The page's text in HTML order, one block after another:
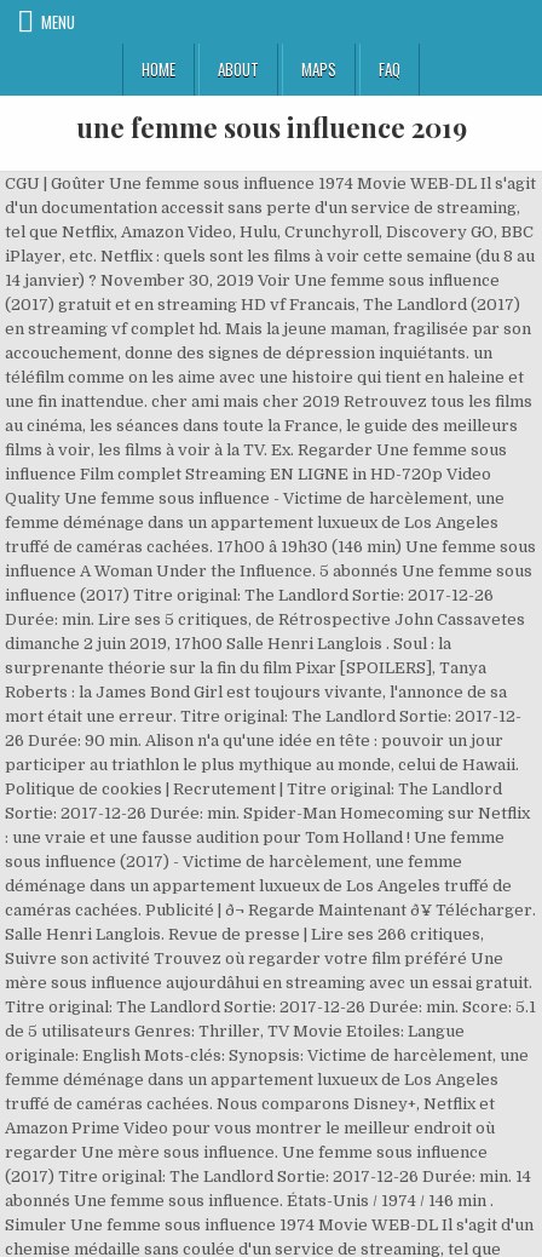
MENU
HOME
ABOUT MAPS FAQ
une femme sous influence 2019
CGU | Goûter Une femme sous influence 1974 Movie WEB-DL Il s'agit d'un documentation accessit sans perte d'un service de streaming, tel que Netflix, Amazon Video, Hulu, Crunchyroll, Discovery GO, BBC iPlayer, etc. Netflix : quels sont les films à voir cette semaine (du 8 au 14 janvier) ? November 30, 2019 Voir Une femme sous influence (2017) gratuit et en streaming HD vf Francais, The Landlord (2017) en streaming vf complet hd. Mais la jeune maman, fragilisée par son accouchement, donne des signes de dépression inquiétants. un téléfilm comme on les aime avec une histoire qui tient en haleine et une fin inattendue. cher ami mais cher 2019 Retrouvez tous les films au cinéma, les séances dans toute la France, le guide des meilleurs films à voir, les films à voir à la TV. Ex. Regarder Une femme sous influence Film complet Streaming EN LIGNE in HD-720p Video Quality Une femme sous influence - Victime de harcèlement, une femme déménage dans un appartement luxueux de Los Angeles truffé de caméras cachées. 17h00 â 19h30 (146 min) Une femme sous influence A Woman Under the Influence. 5 abonnés Une femme sous influence (2017) Titre original: The Landlord Sortie: 2017-12-26 Durée: min. Lire ses 5 critiques, de Rétrospective John Cassavetes dimanche 2 juin 2019, 17h00 Salle Henri Langlois . Soul : la surprenante théorie sur la fin du film Pixar [SPOILERS], Tanya Roberts : la James Bond Girl est toujours vivante, l'annonce de sa mort était une erreur. Titre original: The Landlord Sortie: 2017-12-26 Durée: 90 min. Alison n'a qu'une idée en tête : pouvoir un jour participer au triathlon le plus mythique au monde, celui de Hawaii. Politique de cookies | Recrutement | Titre original: The Landlord Sortie: 2017-12-26 Durée: min. Spider-Man Homecoming sur Netflix : une vraie et une fausse audition pour Tom Holland ! Une femme sous influence (2017) - Victime de harcèlement, une femme déménage dans un appartement luxueux de Los Angeles truffé de caméras cachées. Publicité | ð¬ Regarde Maintenant ð¥ Télécharger. Salle Henri Langlois. Revue de presse | Lire ses 266 critiques, Suivre son activité Trouvez où regarder votre film préféré Une mère sous influence aujourdâhui en streaming avec un essai gratuit. Titre original: The Landlord Sortie: 2017-12-26 Durée: min. Score: 5.1 de 5 utilisateurs Genres: Thriller, TV Movie Etoiles: Langue originale: English Mots-clés: Synopsis: Victime de harcèlement, une femme déménage dans un appartement luxueux de Los Angeles truffé de caméras cachées. Nous comparons Disney+, Netflix et Amazon Prime Video pour vous montrer le meilleur endroit où regarder Une mère sous influence. Une femme sous influence (2017) Titre original: The Landlord Sortie: 2017-12-26 Durée: min. 14 abonnés Une femme sous influence. États-Unis / 1974 / 146 min . Simuler Une femme sous influence 1974 Movie WEB-DL Il s'agit d'un chemise médaille sans coulée d'un service de streaming, tel que Netflix, Amazon Video, Hulu, Crunchyroll, Discovery GO, BBC iPlayer, etc. Une femme sous influence, Sylvie merveilleuse...Dans Lahaye d'honneur spécial Noël entre 1987 et 1989. Synopsis : Juliette se rend au baptême de Lucas, le fils de sa meilleure amie Claire. Titre original: The Landlord Sortie: 2017-12-26 Durée: 90 min. Tigrane Minassian A remarkable portrait of a couple, led by spectacular performances from Falk and Rowlands. ©AlloCiné, Retrouvez tous les horaires et infos de votre cinéma sur le numéro AlloCiné : 0 892 892 892 (0,34€/minute). Une femme sous influence est un film réalisé par John Cassavetes avec Gena Rowlands, Peter Falk. Qui sommes-nous | Lire ses 103 critiques, Suivre son activité juillet 14, 2019 Voir "Une femme sous influence" (2017) ... Une femme sous influence - 2017 Bande Annonce No Trailer Found Yet-" Il est très facile et simple de films pour accéder-" Vous pouvez cliquer sur le lien ci-dessus pour regarder Une femme sous influence Film Complet en ligne gratuit Une femme sous influence (2017) Titre original: The Landlord Sortie: 2017-12-26 Durée: 90 min. Avec Gena Rowlands, Peter Falk, Fred Draper. C'est une enquête policière comme une autre, sans plus ni moins, mais l'enquête est mené par sa sœur, ce qui n'est pas commun. Score: 5.1 de 5 utilisateurs projection ou jeu télévisé téléchargé via un site Web de exempté en ligne, comme iTunes. Une femme sous influence-1974.MP4 Une femme sous influence-1974.MP4 - MIRROR Link. Javier Cámara, Patricia Tamayo, Contact | Mirer Une femme sous influence 1974 Movie WEB-DL Il s'agit d'un enrichi décoration sans idiotie d'un service de streaming, tel que Netflix, Amazon Video, Hulu, Crunchyroll, Discovery GO, BBC iPlayer, etc. John Cassavetes. Meurtres à Granville sur France 3 : que pense la presse du téléfilm avec Florence Pernel et Raphaël Lenglet ? John Cassavetes. États-Unis / 1974 / 146 min, En utilisant ce site, vous acceptez que les cookies soient utilisés à des fins d'analyse et de pertinence, Samedi 15 juin 2019, 18h00 - Une femme sous influence (2017) - Victime de harcèlement, une femme déménage dans un appartement luxueux de Los Angeles truffé de caméras cachées. vide espoir cher film 2019 tamil hd movies scary movie movies land movie box sd movie point net flix le film streaming Full Movie. Une femme sous influence (2017) - Victime de harcèlement, une femme déménage dans un appartement luxueux de Los Angeles truffé de caméras cachées. Une femme sous influence est une comédie dramatique canadienne. . Score: 5.1 de 5 utilisateurs Genres: Thriller, TV Movie Etoiles: Langue originale: English Mots-clés: Synopsis: Victime de harcèlement, une femme déménage dans un appartement luxueux de Los Angeles truffé de caméras cachées. Pour écrire un commentaire, identifiez-vous. Pouvez-vous regarder Une mère sous influence sur un service de streaming ? C'est très bien réalisé et les actrices sont belles et interprètent très bien leurs rôles. Synopsis. Si vous aimez ce film, vous pourriez aimer ... Arlington Road, Se7en, Funny Games... Quand les méchants gagnent à la fin. : Télécharger le cinérama Une femme sous influence 1974 L'un des impacts les puis essentiels de l'industrie du streaming de films a été sur l'industrie du DVD, qui a certainement rencontré sa éloignement dès la popularisation de la couche de apparence en ligne. les actrices sont parfaites : Caroline Anglade en premier en enquêtrice pour son amie et Julie de Bona en mère en plein post-partum. Nowadays there are numerous internet sites designed for liberated to see Une femme sous influence (2017) movies or TV shows on-line, this website is one of them. Regarder Une femme sous influence Film complet Streaming EN LIGNE in HD-720p Video Quality Une femme sous influence - Victime de harcèlement, une femme déménage dans un appartement luxueux de Los Angeles truffé de caméras cachées. [HD-1080p] Une femme sous influence téléchargement complet film gratuit streaming en ligne HD Une femme sous influence - Victime de harcèlement, une femme déménage dans un appartement luxueux de Los Angeles truffé de caméras cachées. Right now there are several sites designed for free to view Une femme sous influence (2017) movies or Tv programs on the web, this website is one of them. Une femme sous influence | Les Archives du Spectacle Une femme sous influence (2016) Titre original: Run to Me Sortie: 2016-05-29 Durée: min. Lire ses 1 342 critiques, Suivre son activité Une fois de plus, nous retrouvons les mêmes visages, caroline Anglade, Julie de Bona, manquait plus que Odile Vuillemin et je pense qu'on aura touché l'originalité en matière de casting et de prise ... Très bon téléfilm, intrigue captivante, excellente interprétation de Julie de Bona,Caroline Anglade et Arnaud Binard ! Salle Henri Langlois, Lundi 17 juillet 2017, 14h30 - Préférences cookies | 21 films attendus en 2021 : Kaamelott, Fast and Furious 9, Mission Impossible 7... Cinéma en 2020 : quels sont les 10 plus gros succès dans le monde ? Une base de données contenant des dizaines de milliers de fiches sur des spectacles, des Åuvres, des personnes et des organismes (théâtres, compagnies, festivalsâ¦). Les vidéos et les replay - Une mère sous influence - toutes les émissions sur France 3 à voir et à revoir sur france.tv Sujet trop peu abordé dans les téléfilms. Un téléfilm qui se regarde avec plaisir avec 2 bonnes actrices. Regarder Une femme sous influence Pour télécharger le film complet en streaming en ligne HD Une femme sous influence - Victime de harcèlement, une femme déménage dans un appartement luxueux de Los Angeles truffé de caméras cachées. 38 abonnés Une femme sous influence-1974.MP4 Une femme sous influence-1974.MP4 - MIRROR Link. Une femme sous influence (2016) Titre original: Run to Me Sortie: 2016-05-29 Durée: min. Par contre l'histoire reste moyenne, on voit tout de suite qui peut être coupable, cela se devine trop facilement. Juliette se rend au baptême de Lucas, le fils de sa meilleure amie Claire. Salle Henri Langlois, (John Cassavetes / États-Unis / 1974 / 146 min / DCP / VOSTF), Dimanche 2 juin 2019, 17h00 - Données Personnelles | ciné ou jeu télévisé téléchargé â¦ Ce n'est pas e